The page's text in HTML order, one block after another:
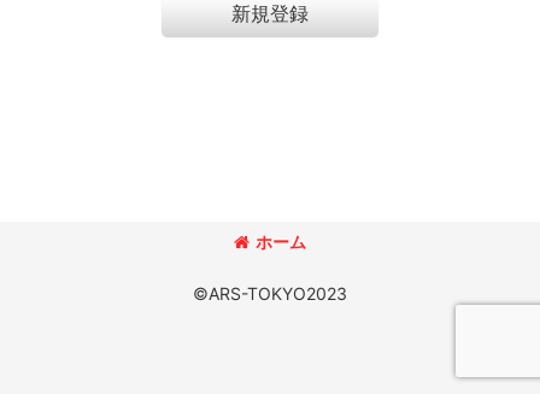
新規登録
ホーム
©ARS-TOKYO2023